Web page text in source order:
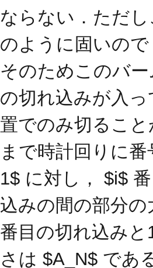
ならない．ただ
のように固いの
そのためこのバ
の切れ込みが入
置でのみ切るこ
まで時計回りに
1$ に対し， $i$
込みの間の部分
番目の切れ込み
さは $A_N$ であ